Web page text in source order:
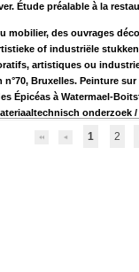
Étude préalable à la
mobilier, des ouvrages
of industriële stukken
artistiques ou
n°70, Bruxelles. Peinture
Épicéas à Watermael-
onderzoek /
1 2